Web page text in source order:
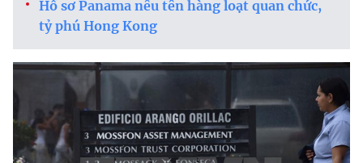
Hồ sơ Panama nêu tên hàng loạt quan chức,
tỷ phú Hong Kong